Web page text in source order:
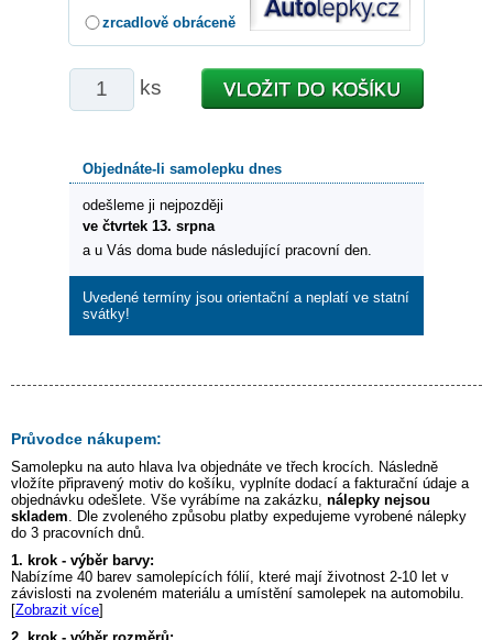
zrcadlově obráceně
ks
Objednáte-li samolepku dnes
odešleme ji nejpozději
ve čtvrtek 13. srpna
a u Vás doma bude následující pracovní den.
Uvedené termíny jsou orientační a neplatí ve statní
svátky!
Průvodce nákupem:
Samolepku na auto hlava lva objednáte ve třech krocích. Následně
vložíte připravený motiv do košíku, vyplníte dodací a fakturační údaje a
objednávku odešlete. Vše vyrábíme na zakázku, nálepky nejsou
skladem . Dle zvoleného způsobu platby expedujeme vyrobené nálepky
do 3 pracovních dnů.
1. krok - výběr barvy:
Nabízíme 40 barev samolepících fólií, které mají životnost 2-10 let v
závislosti na zvoleném materiálu a umístění samolepek na automobilu.
[Zobrazit více]